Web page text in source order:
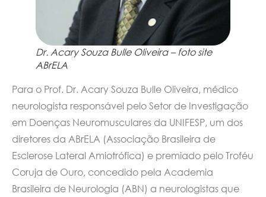
Dr. Acary Souza Bulle Oliveira – foto site
ABrELA
Para o Prof. Dr. Acary Souza Bulle Oliveira, médico
neurologista responsável pelo Setor de Investigação
em Doenças Neuromusculares da UNIFESP, um dos
diretores da ABrELA (Associação Brasileira de
Esclerose Lateral Amiotrófica) e premiado pelo Troféu
Coruja de Ouro, concedido pela Academia
Brasileira de Neurologia (ABN) a neurologistas que